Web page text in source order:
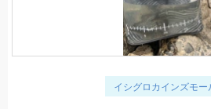
イシグロカインズモー